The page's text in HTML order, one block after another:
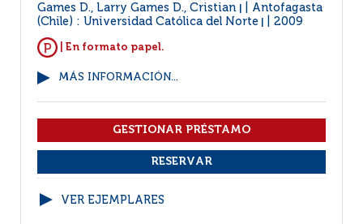
Games D., Larry Games D., Cristian
Antofagasta
(Chile) : Universidad Católica del Norte
2009
| En formato papel.
MÁS INFORMACIÓN...
VER EJEMPLARES